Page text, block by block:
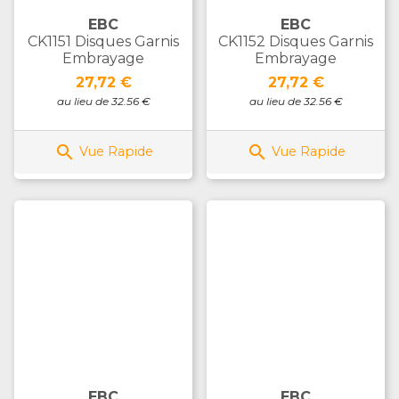
EBC
CK1151 Disques Garnis
Embrayage
Prix
27,72 €
au lieu de 32.56 €
 Vue Rapide
EBC
CK1152 Disques Garnis
Embrayage
Prix
27,72 €
au lieu de 32.56 €
 Vue Rapide